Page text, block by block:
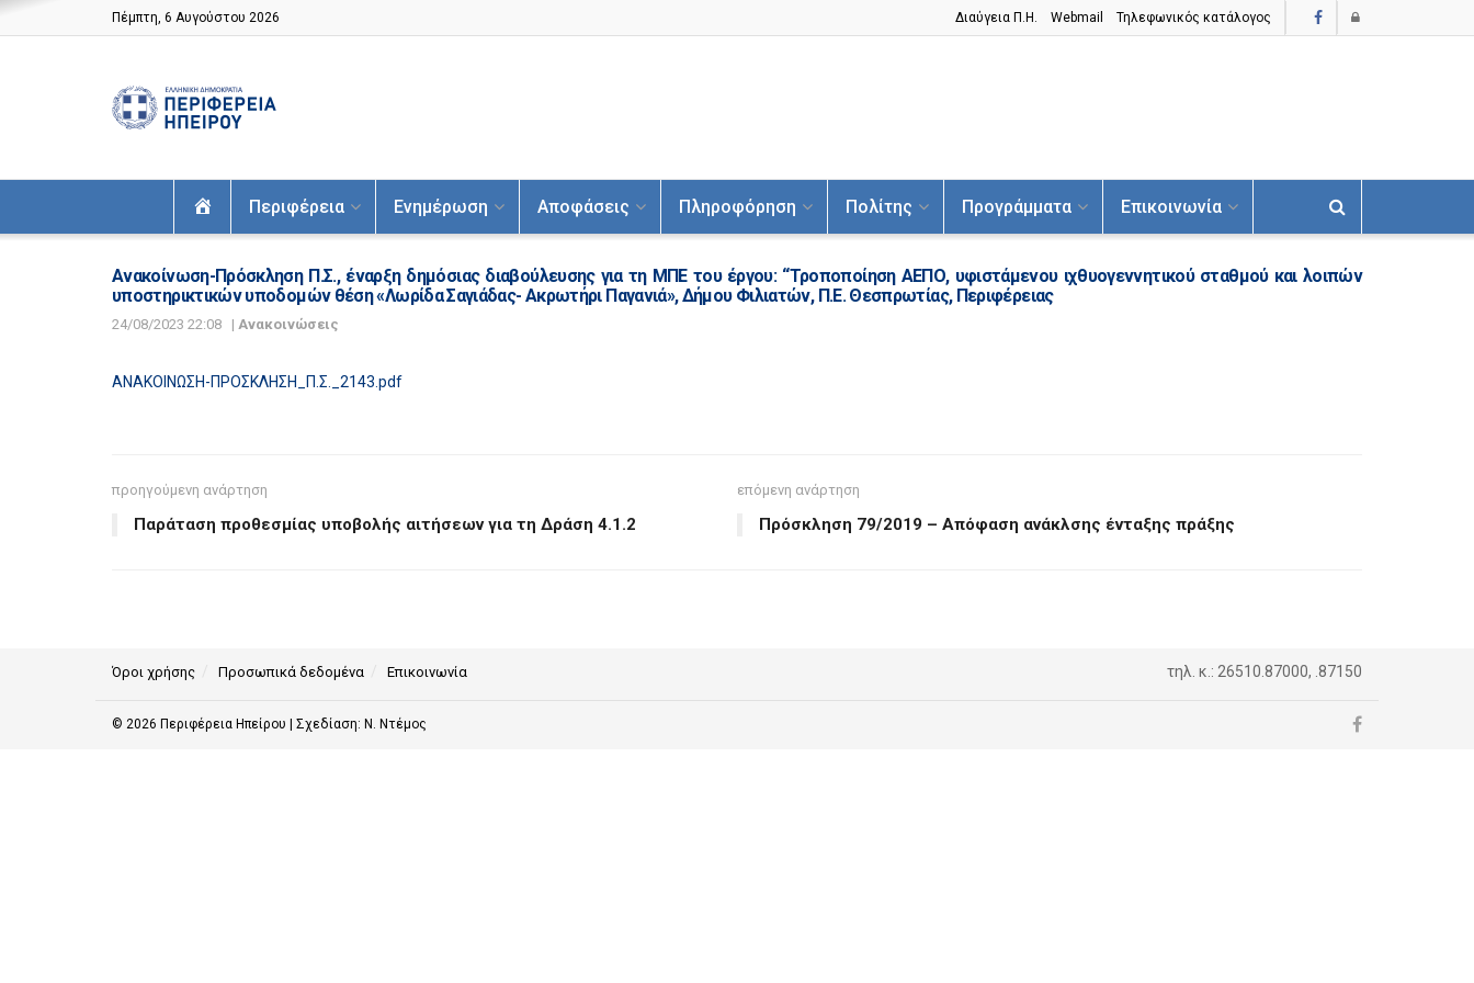
Πέμπτη, 6 Αυγούστου 2026 Διαύγεια Π.H. Webmail Τηλεφωνικός κατάλογος
ΑρχικήΠεριφέρεια Ενημέρωση Αποφάσεις Πληροφόρηση Πολίτης Προγράμματα Επικοινωνία
Ανακοίνωση-Πρόσκληση Π.Σ., έναρξη δημόσιας διαβούλευσης για τη ΜΠΕ του έργου: “Τροποποίηση ΑΕΠΟ, υφιστάμενου ιχθυογεννητικού σταθμού και λοιπών
υποστηρικτικών υποδομών θέση «Λωρίδα Σαγιάδας- Ακρωτήρι Παγανιά», Δήμου Φιλιατών, Π.Ε. Θεσπρωτίας, Περιφέρειας
24/08/2023 22:08 | Ανακοινώσεις
ΑΝΑΚΟΙΝΩΣΗ-ΠΡΟΣΚΛΗΣΗ_Π.Σ._2143.pdf
προηγούμενη ανάρτηση
Παράταση προθεσμίας υποβολής αιτήσεων για τη Δράση 4.1.2
επόμενη ανάρτηση
Πρόσκληση 79/2019 – Απόφαση ανάκλσης ένταξης πράξης
Όροι χρήσης Προσωπικά δεδομένα Επικοινωνία τηλ. κ.: 26510.87000, .87150
© 2026 Περιφέρεια Ηπείρου | Σχεδίαση: Ν. Ντέμος